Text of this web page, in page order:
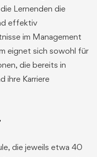
Lernenden die
effektiv
im Management
eignet sich sowohl für
die bereits in
ihre Karriere
die jeweils etwa 40